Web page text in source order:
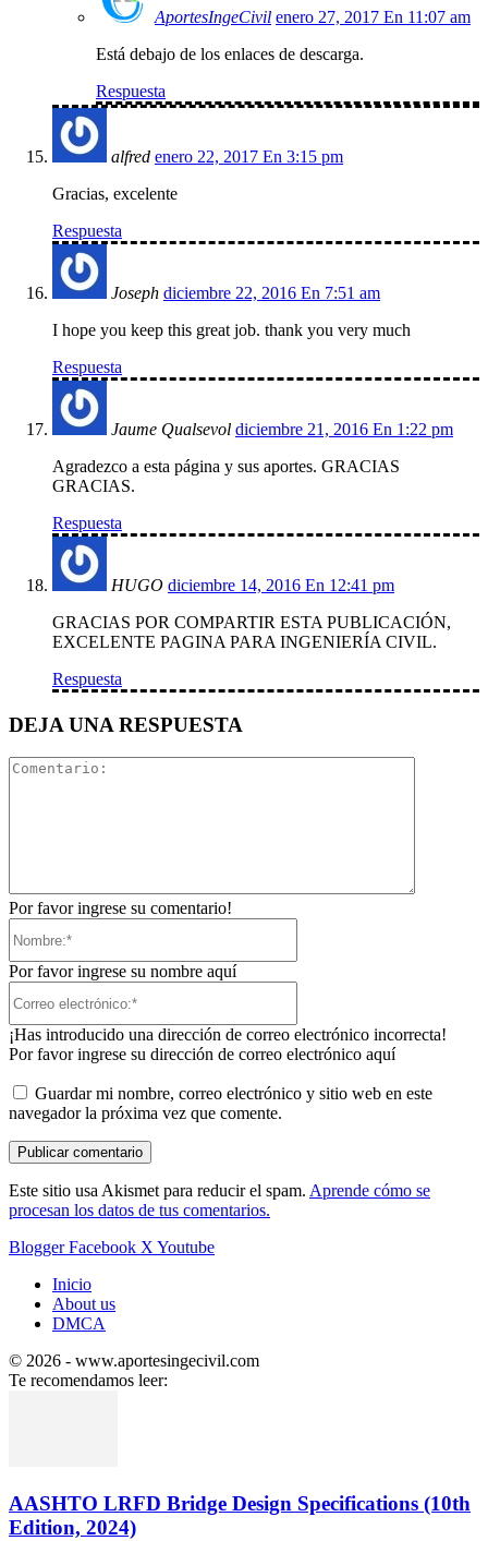
AportesIngeCivil enero 27, 2017 En 11:07 am
Está debajo de los enlaces de descarga.
Respuesta
alfred enero 22, 2017 En 3:15 pm
Gracias, excelente
Respuesta
Joseph diciembre 22, 2016 En 7:51 am
I hope you keep this great job. thank you very much
Respuesta
Jaume Qualsevol diciembre 21, 2016 En 1:22 pm
Agradezco a esta página y sus aportes. GRACIAS
GRACIAS.
Respuesta
HUGO diciembre 14, 2016 En 12:41 pm
GRACIAS POR COMPARTIR ESTA PUBLICACIÓN,
EXCELENTE PAGINA PARA INGENIERÍA CIVIL.
Respuesta
DEJA UNA RESPUESTA
Por favor ingrese su comentario!
Por favor ingrese su nombre aquí
¡Has introducido una dirección de correo electrónico incorrecta!
Por favor ingrese su dirección de correo electrónico aquí
Guardar mi nombre, correo electrónico y sitio web en este
navegador la próxima vez que comente.
Este sitio usa Akismet para reducir el spam. Aprende cómo se
procesan los datos de tus comentarios.
Blogger Facebook X Youtube
Inicio
About us
DMCA
© 2026 - www.aportesingecivil.com
Te recomendamos leer:
AASHTO LRFD Bridge Design Specifications (10th
Edition, 2024)